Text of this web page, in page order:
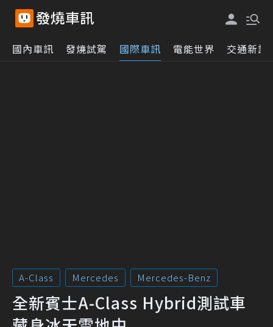
國內車訊 發燒試駕 國際車訊 電能世界 交通新訊
A-Class Mercedes Mercedes-Benz
全新賓士A-Class Hybrid測試車